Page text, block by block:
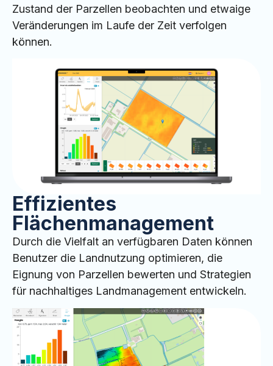
Zustand der Parzellen beobachten und etwaige
Veränderungen im Laufe der Zeit verfolgen
können.
Effizientes
Flächenmanagement
Durch die Vielfalt an verfügbaren Daten können
Benutzer die Landnutzung optimieren, die
Eignung von Parzellen bewerten und Strategien
für nachhaltiges Landmanagement entwickeln.